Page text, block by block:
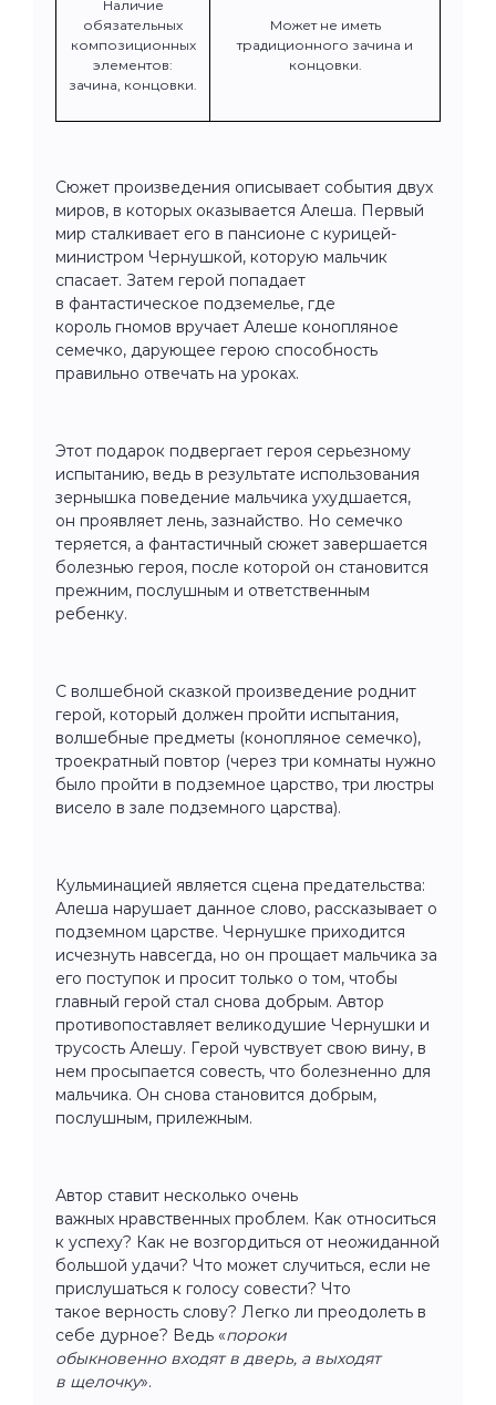
Наличие
обязательных
композиционных
элементов:
зачина, концовки.
Может не иметь
традиционного зачина и
концовки.
Сюжет произведения описывает события двух
миров, в которых оказывается Алеша. Первый
мир сталкивает его в пансионе с курицей-
министром Чернушкой, которую мальчик
спасает. Затем герой попадает
в фантастическое подземелье, где
король гномов вручает Алеше конопляное
семечко, дарующее герою способность
правильно отвечать на уроках.
Этот подарок подвергает героя серьезному
испытанию, ведь в результате использования
зернышка поведение мальчика ухудшается,
он проявляет лень, зазнайство. Но семечко
теряется, а фантастичный сюжет завершается
болезнью героя, после которой он становится
прежним, послушным и ответственным
ребенку.
С волшебной сказкой произведение роднит
герой, который должен пройти испытания,
волшебные предметы (конопляное семечко),
троекратный повтор (через три комнаты нужно
было пройти в подземное царство, три люстры
висело в зале подземного царства).
Кульминацией является сцена предательства:
Алеша нарушает данное слово, рассказывает о
подземном царстве. Чернушке приходится
исчезнуть навсегда, но он прощает мальчика за
его поступок и просит только о том, чтобы
главный герой стал снова добрым. Автор
противопоставляет великодушие Чернушки и
трусость Алешу. Герой чувствует свою вину, в
нем просыпается совесть, что болезненно для
мальчика. Он снова становится добрым,
послушным, прилежным.
Автор ставит несколько очень
важных нравственных проблем. Как относиться
к успеху? Как не возгордиться от неожиданной
большой удачи? Что может случиться, если не
прислушаться к голосу совести? Что
такое верность слову? Легко ли преодолеть в
себе дурное? Ведь «пороки
обыкновенно входят в дверь, a выходят
в щелочку».